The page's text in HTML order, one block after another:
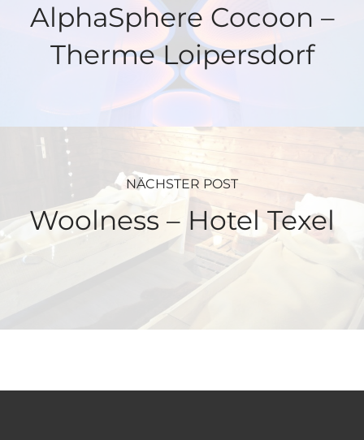
AlphaSphere Cocoon –
Therme Loipersdorf
NÄCHSTER POST
Woolness – Hotel Texel